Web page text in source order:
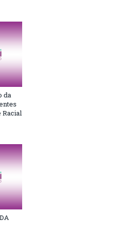
da
Racial